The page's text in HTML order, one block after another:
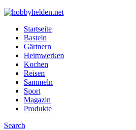
Startseite
Basteln
Gärtnern
Heimwerken
Kochen
Reisen
Sammeln
Sport
Magazin
Produkte
Search